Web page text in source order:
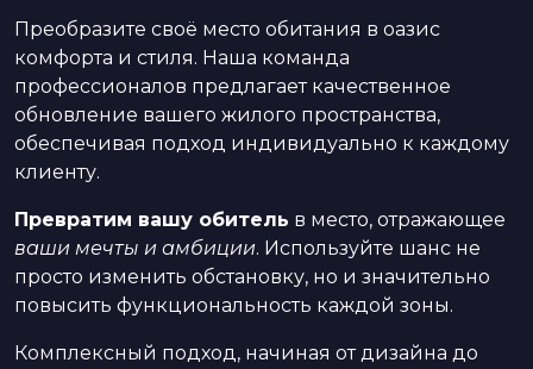
Преобразите своё место обитания в оазис
комфорта и стиля. Наша команда
профессионалов предлагает качественное
обновление вашего жилого пространства,
обеспечивая подход индивидуально к каждому
клиенту.
Превратим вашу обитель в место, отражающее
ваши мечты и амбиции. Используйте шанс не
просто изменить обстановку, но и значительно
повысить функциональность каждой зоны.
Комплексный подход, начиная от дизайна до